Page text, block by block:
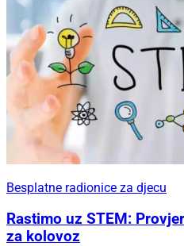
Besplatne radionice za djecu
Rastimo uz STEM:
za kolovoz